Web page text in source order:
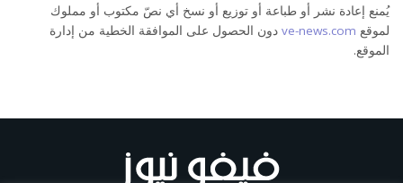
يُمنع إعادة نشر أو طباعة أو توزيع أو نسخ أي نصّ مكتوب أو مملوك
لموقع ve-news.com دون الحصول على الموافقة الخطية من إدارة
الموقع.